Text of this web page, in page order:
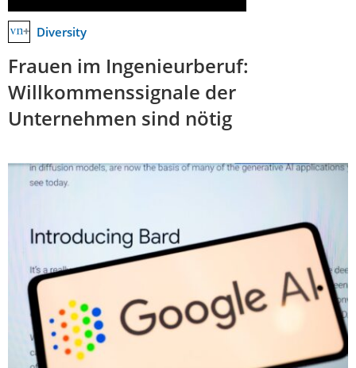
Diversity
Frauen im Ingenieurberuf:
Willkommenssignale der
Unternehmen sind nötig